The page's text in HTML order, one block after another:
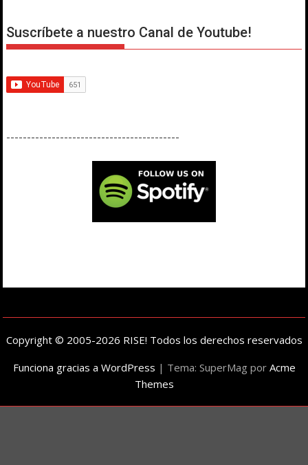
Suscríbete a nuestro Canal de Youtube!
------------------------------------------
Copyright © 2005-2026 RISE! Todos los derechos reservados
Funciona gracias a WordPress | Tema: SuperMag por Acme
Themes